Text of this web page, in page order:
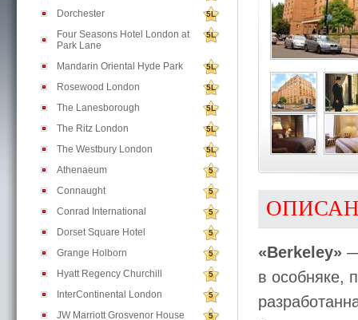
Dorchester 5L
Four Seasons Hotel London at
Park Lane
5L
Mandarin Oriental Hyde Park 5L
Rosewood London 5L
The Lanesborough 5L
The Ritz London 5L
The Westbury London 5L
Athenaeum 5
Connaught 5
Conrad International 5
Dorset Square Hotel 5
Grange Holborn 5
Hyatt Regency Churchill 5
InterContinental London 5
JW Marriott Grosvenor House 5
«Berkeley»
в особняке,